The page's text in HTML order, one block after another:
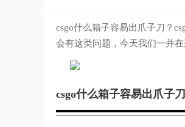
csgo什么箱子容易出爪子刀？
会有这类问题，今天我们一并
csgo什么箱子容易出爪子刀